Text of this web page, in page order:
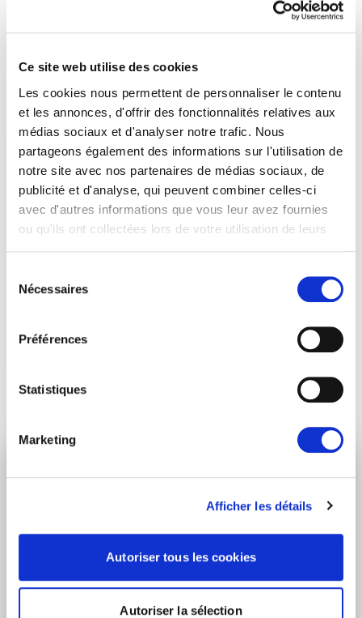
Ce site web utilise des cookies
Les cookies nous permettent de personnaliser le contenu
et les annonces, d'offrir des fonctionnalités relatives aux
médias sociaux et d'analyser notre trafic. Nous
partageons également des informations sur l'utilisation de
notre site avec nos partenaires de médias sociaux, de
publicité et d'analyse, qui peuvent combiner celles-ci
avec d'autres informations que vous leur avez fournies
ou qu'ils ont collectées lors de votre utilisation de leurs
Nécessaires
Préférences
Statistiques
Marketing
Afficher les détails
Autoriser tous les cookies
Autoriser la sélection
Contactez nos députés
If you want to help, contribute or have
important information to share
RESTEZ INFORMÉ
Adresse email